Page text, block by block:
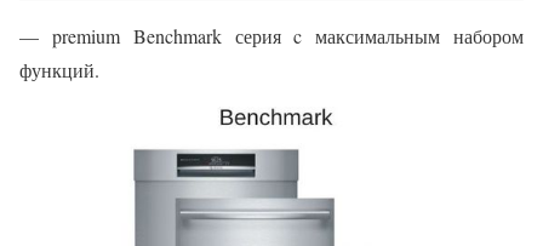
— premium Benchmark серия c максимальным набором
функций.